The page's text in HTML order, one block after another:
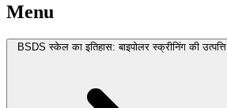
Menu
BSDS स्केल का इतिहास: बाइपोलर स्क्रीनिंग की उत्पत्ति